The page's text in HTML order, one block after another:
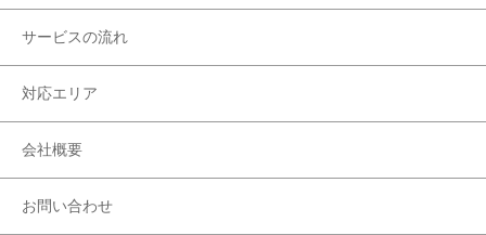
サービスの流れ
対応エリア
会社概要
お問い合わせ